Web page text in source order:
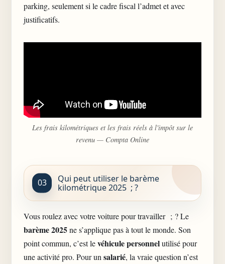
parking, seulement si le cadre fiscal l’admet et avec
justificatifs.
Les frais kilométriques et les frais réels à l'impôt sur le
revenu — Compta Online
Qui peut utiliser le barème
kilométrique 2025 ; ?
Vous roulez avec votre voiture pour travailler ; ? Le
barème 2025ne s’applique pas à tout le monde. Son
point commun, c’est levéhicule personnelutilisé pour
une activité pro. Pour un salarié, la vraie question n’est